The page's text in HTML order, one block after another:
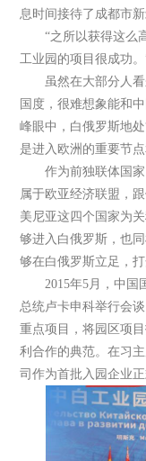
息时间接待了成都市
“之所以获得这么
工业园的项目很成功
虽然在大部分人
国度，很难想象能和
峰眼中，白俄罗斯地
是进入欧洲的重要节点
作为前独联体国
属于欧亚经济联盟，
美尼亚这四个国家为
够进入白俄罗斯，也
够在白俄罗斯立足，
2015年5月，中国
总统卢卡申科举行会
重点项目，将园区项
利合作的典范。在习
司作为首批入园企业